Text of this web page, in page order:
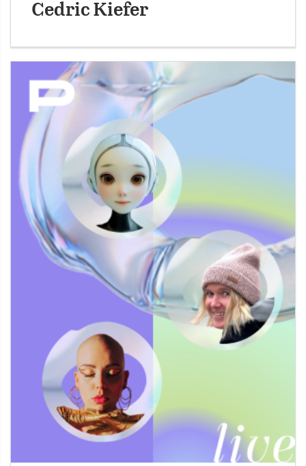
Cedric Kiefer